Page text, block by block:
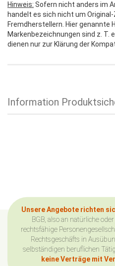
Hinweis: Sofern nicht anders im
handelt es sich nicht um
Fremdherstellern. Hier genannte
Markenbezeichnungen sind z. T.
dienen nur zur Klärung der
Information
Unsere Angebote richten
BGB, also an natürliche
rechtsfähige
Rechtsgeschäfts in
selbständigen beruflichen
keine Verträge mit